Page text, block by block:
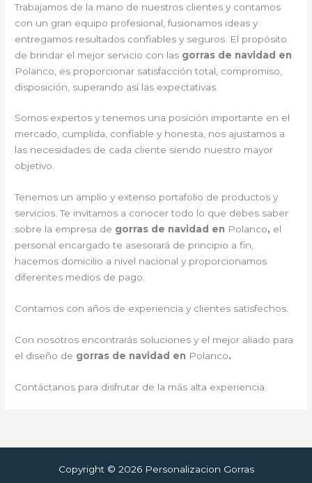
Trabajamos de la mano de nuestros clientes y contamos
con un gran equipo profesional, fusionamos ideas y
entregamos resultados confiables y seguros. El propósito
de brindar el mejor servicio con las gorras de navidad en
Polanco, es proporcionar satisfacción total, compromiso,
disposición, superando así las expectativas.
Somos expertos y tenemos una posición importante en el
mercado, cumplida, confiable y honesta, nos ajustamos a
las necesidades de cada cliente siendo nuestro mayor
objetivo.
Tenemos un amplio y extenso portafolio de productos y
servicios. Te invitamos a conocer todo lo que debes saber
sobre la empresa de gorras de navidad en Polanco, el
personal encargado te asesorará de principio a fin,
hacemos domicilio a nivel nacional y proporcionamos
diferentes medios de pago.
Contamos con años de experiencia y clientes satisfechos.
Con nosotros encontrarás soluciones y el mejor aliado para
el diseño de gorras de navidad en Polanco.
Contáctanos para disfrutar de la más alta experiencia.
Copyright © 2026 Personalizacion Gorras